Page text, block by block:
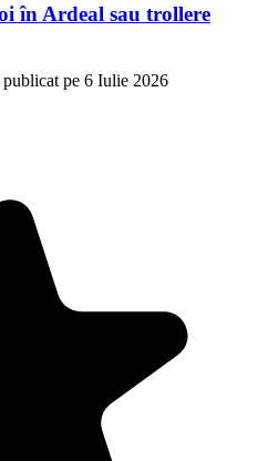
în Ardeal sau trollere
publicat pe 6 Iulie 2026